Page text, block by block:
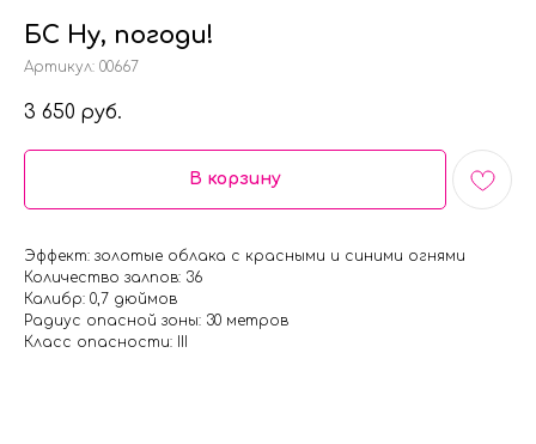
БС Ну, погоди!
Артикул: 00667
3 650 руб.
В корзину
Эффект: золотые облака с красными и синими огнями
Количество залпов: 36
Калибр: 0,7 дюймов
Радиус опасной зоны: 30 метров
Класс опасности: III